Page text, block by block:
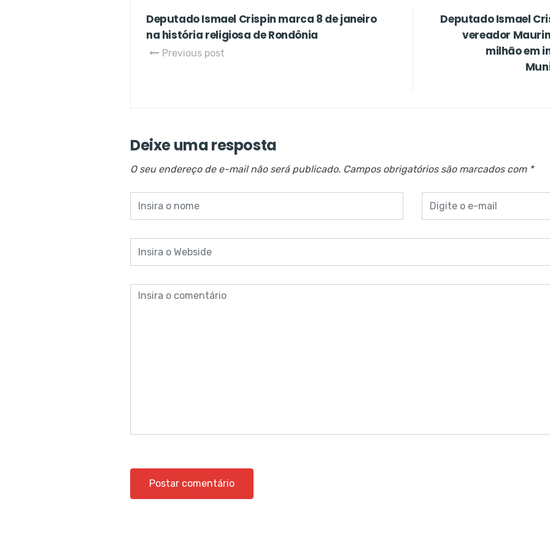
Deputado Ismael Crispin marca 8 de janeiro
na história religiosa de Rondônia
Previous post
Deputado Ismael
vereador
milhão em
Deixe uma resposta
O seu endereço de e-mail não será publicado. Campos obrigatórios são marcados com *